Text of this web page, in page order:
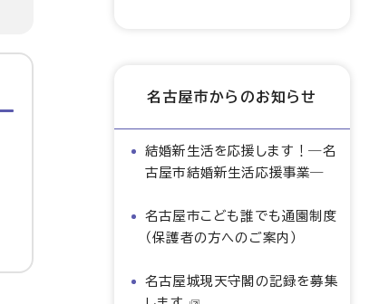
名古屋市からのお知らせ
結婚新生活を応援します！―名
古屋市結婚新生活応援事業―
名古屋市こども誰でも通園制度
（保護者の方へのご案内）
名古屋城現天守閣の記録を募集